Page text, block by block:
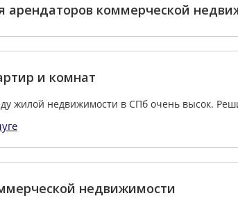
арендаторов коммерческой
и комнат
жилой недвижимости в СПб очень высок.
недвижимости